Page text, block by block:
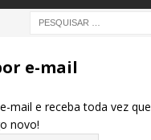
e-mail
mail e receba toda vez que
novo!